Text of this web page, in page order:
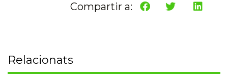
Compartir a:
Relacionats